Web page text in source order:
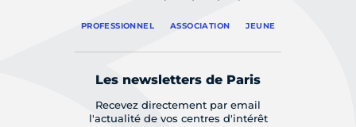
PROFESSIONNEL ASSOCIATION JEUNE
Les newsletters de Paris
Recevez directement par email
l'actualité de vos centres d'intérêt